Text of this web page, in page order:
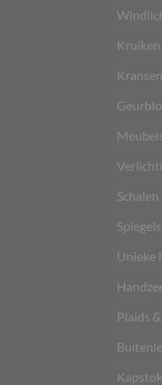
Spiegels
Unieke
Plaids